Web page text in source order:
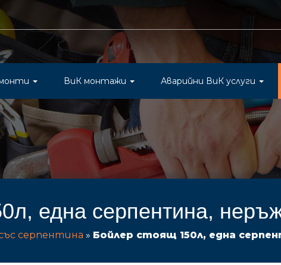
ВиК монтажи Аварийни ВиК услуги
една серпентина,
серпентина » Бойлер стоящ 150л, една